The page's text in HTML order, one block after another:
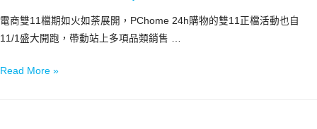
電商雙11檔期如火如荼展開，PChome 24h購物的雙11正檔活動也自
11/1盛大開跑，帶動站上多項品類銷售 …
Read More »